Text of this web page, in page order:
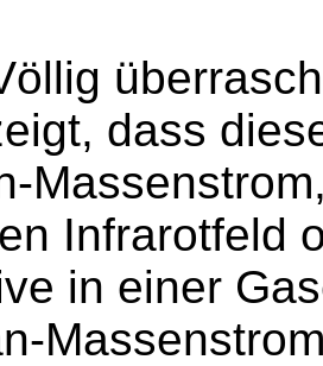
dass
Infrarotfeld
in einer